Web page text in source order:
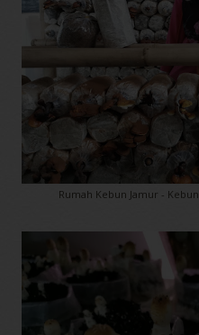
Rumah Kebun Jamur -